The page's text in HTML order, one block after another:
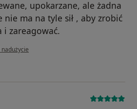
upokarzane, ale żadna
nie ma na tyle sił , aby zrobić
i zareagować.
użytkownika Konto zostało usunięte
nadużycie